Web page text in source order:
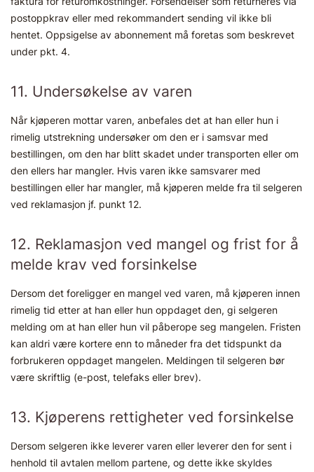
postoppkrav eller med rekommandert sending vil ikke bli
hentet. Oppsigelse av abonnement må foretas som beskrevet
under pkt. 4.
11. Undersøkelse av varen
Når kjøperen mottar varen, anbefales det at han eller hun i
rimelig utstrekning undersøker om den er i samsvar med
bestillingen, om den har blitt skadet under transporten eller om
den ellers har mangler. Hvis varen ikke samsvarer med
bestillingen eller har mangler, må kjøperen melde fra til selgeren
ved reklamasjon jf. punkt 12.
12. Reklamasjon ved mangel og frist for å
melde krav ved forsinkelse
Dersom det foreligger en mangel ved varen, må kjøperen innen
rimelig tid etter at han eller hun oppdaget den, gi selgeren
melding om at han eller hun vil påberope seg mangelen. Fristen
kan aldri være kortere enn to måneder fra det tidspunkt da
forbrukeren oppdaget mangelen. Meldingen til selgeren bør
være skriftlig (e-post, telefaks eller brev).
13. Kjøperens rettigheter ved forsinkelse
Dersom selgeren ikke leverer varen eller leverer den for sent i
henhold til avtalen mellom partene, og dette ikke skyldes